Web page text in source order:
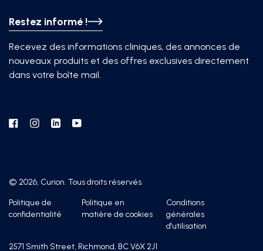
Restez informé !
Recevez des informations cliniques, des annonces de
nouveaux produits et des offres exclusives directement
dans votre boîte mail.
Facebook
Instagram
LinkedinYouTube
© 2026, Curion. Tous droits réservés.
Politique de
confidentialité
Politique en
matière de cookies
Conditions
générales
d'utilisation
2571 Smith Street, Richmond, BC V6X 2J1